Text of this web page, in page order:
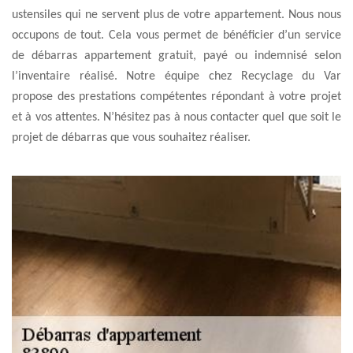
ustensiles qui ne servent plus de votre appartement. Nous nous
occupons de tout. Cela vous permet de bénéficier d’un service
de débarras appartement gratuit, payé ou indemnisé selon
l’inventaire réalisé. Notre équipe chez Recyclage du Var
propose des prestations compétentes répondant à votre projet
et à vos attentes. N’hésitez pas à nous contacter quel que soit le
projet de débarras que vous souhaitez réaliser.